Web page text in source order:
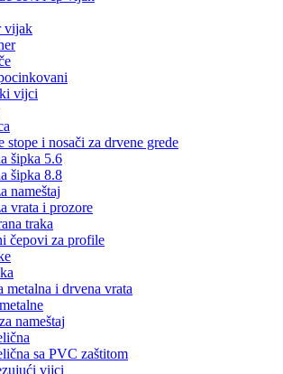
vijak
vijci
stope i nosači za drvene grede
šipka 5.6
šipka 8.8
nameštaj
vrata i prozore
traka
čepovi za profile
metalna i drvena vrata
nameštaj
sa PVC zaštitom
vijci